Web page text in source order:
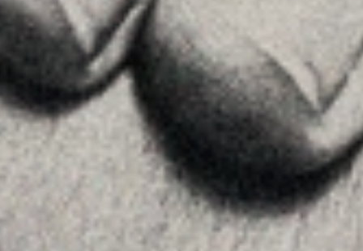
Instagram
Youtube
Allyon — Barcelona, Spain
Copyrights © 2026 AVISO LEGAL
POLÍTICA DE COOKIES ·POLÍTICA DE PRIVACIDAD